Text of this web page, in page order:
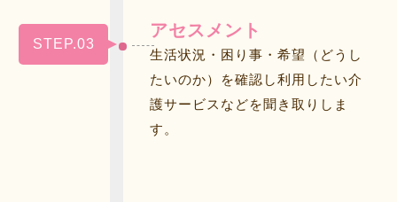
STEP.03
アセスメント
生活状況・困り事・希望（どうし
たいのか）を確認し利用したい介
護サービスなどを聞き取りしま
す。